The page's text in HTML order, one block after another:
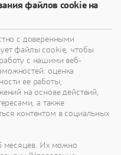
файлов cookie на
с доверенными
файлы cookie, чтобы
с нашими веб-
оценка
ее работы,
на основе действий,
а также
контентом в социальных
месяцев. Их можно